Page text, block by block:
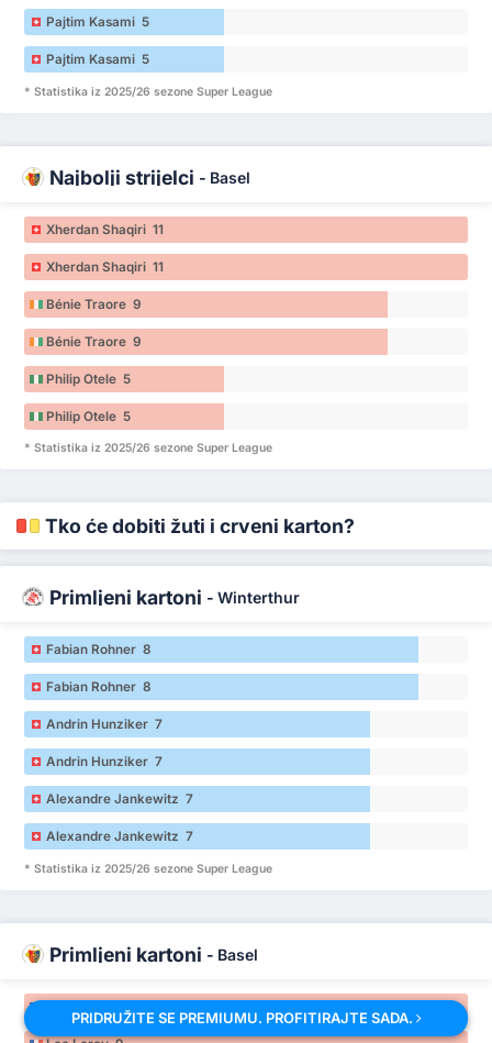
Pajtim Kasami 5
Pajtim Kasami 5
* Statistika iz 2025/26 sezone Super League
Najbolji strijelci - Basel
Xherdan Shaqiri 11
Xherdan Shaqiri 11
Bénie Traore 9
Bénie Traore 9
Philip Otele 5
Philip Otele 5
* Statistika iz 2025/26 sezone Super League
Tko će dobiti žuti i crveni karton?
Primljeni kartoni - Winterthur
Fabian Rohner 8
Fabian Rohner 8
Andrin Hunziker 7
Andrin Hunziker 7
Alexandre Jankewitz 7
Alexandre Jankewitz 7
* Statistika iz 2025/26 sezone Super League
Primljeni kartoni - Basel
PRIDRUŽITE SE PREMIUMU. PROFITIRAJTE SADA.